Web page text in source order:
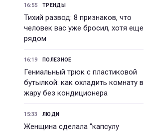
16:55 ТРЕНДЫ
Тихий развод: 8 признаков, что
человек вас уже бросил, хотя еще
рядом
16:19 ПОЛЕЗНОЕ
Гениальный трюк с пластиковой
бутылкой: как охладить комнату в
жару без кондиционера
15:33 ЛЮДИ
Женщина сделала "капсулу